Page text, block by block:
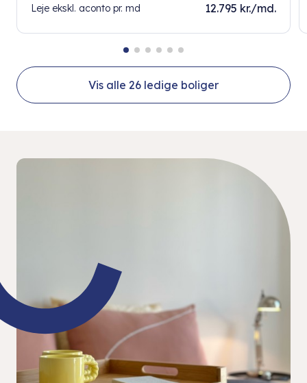
Leje ekskl. aconto pr. md 12.795 kr./md.
Vis alle 26 ledige boliger